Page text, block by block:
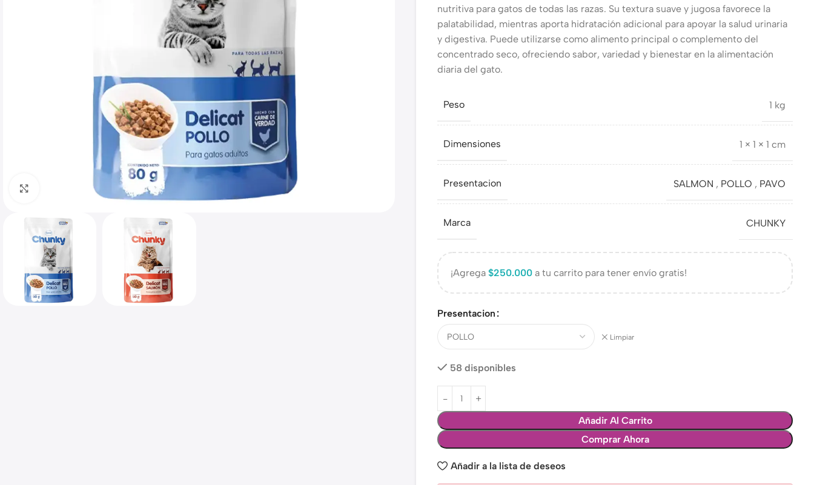
Haga clic para ampliar
nutritiva para gatos de todas las razas. Su textura suave y jugosa favorece la
palatabilidad, mientras aporta hidratación adicional para apoyar la salud urinaria
y digestiva. Puede utilizarse como alimento principal o complemento del
concentrado seco, ofreciendo sabor, variedad y bienestar en la alimentación
diaria del gato.
Peso 1 kg
Dimensiones 1 × 1 × 1 cm
Presentacion SALMON , POLLO , PAVO
Marca CHUNKY
¡Agrega $250.000 a tu carrito para tener envío gratis!
Presentacion
Limpiar
58 disponibles
Añadir Al Carrito
Comprar Ahora
Añadir a la lista de deseos